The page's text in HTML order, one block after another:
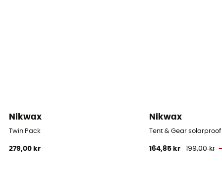
Nikwax
Twin Pack
279,00 kr
Nikwax
Tent & Gear solarproof
164,85 kr 199,00 kr -